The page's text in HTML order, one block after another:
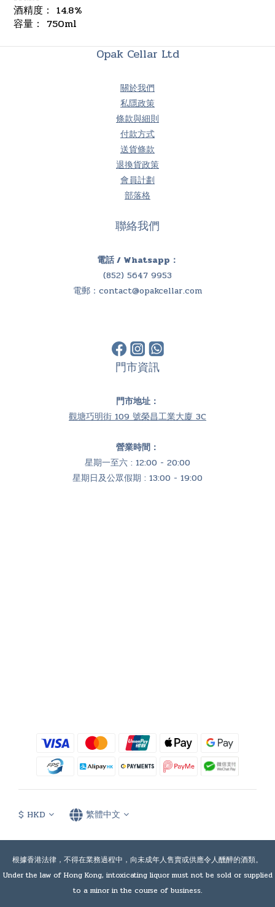
酒精度： 14.8%
容量： 750ml
Opak Cellar Ltd
關於我們
私隱政策
條款與細則
付款方式
送貨條款
退換貨政策
會員計劃
部落格
聯絡我們
電話 / Whatsapp：
(852) 5647 9953
電郵： contact@opakcellar.com
門市資訊
門市地址：
觀塘巧明街 109 號榮昌工業大廈 3C
營業時間：
星期一至六 : 12:00 - 20:00
星期日及公眾假期 : 13:00 - 19:00
$ HKD 繁體中文
根據香港法律，不得在業務過程中，向未成年人售賣或供應令人醺醉的酒類。
Under the law of Hong Kong, intoxicating liquor must not be sold or supplied
to a minor in the course of business.